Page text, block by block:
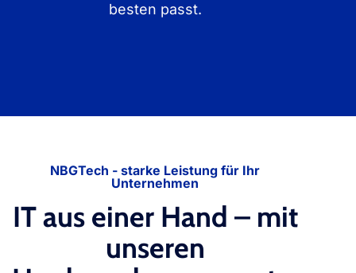
besten passt.
NBGTech - starke Leistung für Ihr
Unternehmen
IT aus einer Hand – mit
unseren